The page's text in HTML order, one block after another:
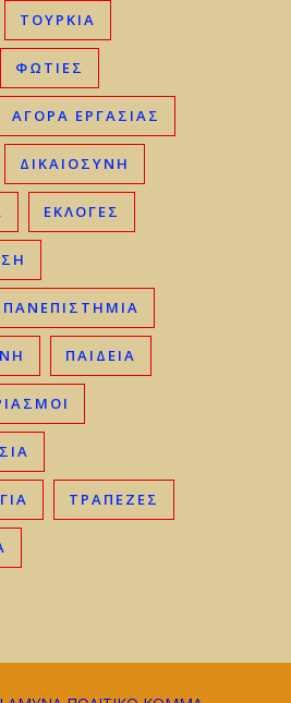
ΤΟΥΡΚΊΑ
ΦΩΤΙΈΣ
ΑΓΟΡΆ ΕΡΓΑΣΊΑΣ
ΔΙΚΑΙΟΣΎΝΗ
ΕΚΛΟΓΈΣ
ΠΑΝΕΠΙΣΤΉΜΙΑ
ΠΑΙΔΕΊΑ
ΤΡΆΠΕΖΕΣ